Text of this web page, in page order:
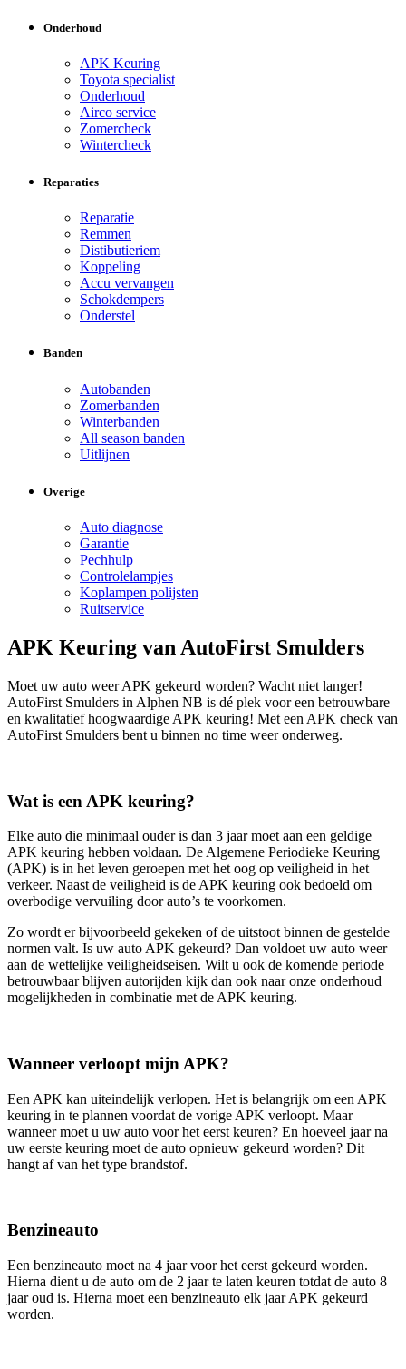
Onderhoud
APK Keuring
Toyota specialist
Onderhoud
Airco service
Zomercheck
Wintercheck
Reparaties
Reparatie
Remmen
Distibutieriem
Koppeling
Accu vervangen
Schokdempers
Onderstel
Banden
Autobanden
Zomerbanden
Winterbanden
All season banden
Uitlijnen
Overige
Auto diagnose
Garantie
Pechhulp
Controlelampjes
Koplampen polijsten
Ruitservice
APK Keuring van AutoFirst Smulders
Moet uw auto weer APK gekeurd worden? Wacht niet langer!
AutoFirst Smulders in Alphen NB is dé plek voor een betrouwbare
en kwalitatief hoogwaardige APK keuring! Met een APK check van
AutoFirst Smulders bent u binnen no time weer onderweg.
Wat is een APK keuring?
Elke auto die minimaal ouder is dan 3 jaar moet aan een geldige
APK keuring hebben voldaan. De Algemene Periodieke Keuring
(APK) is in het leven geroepen met het oog op veiligheid in het
verkeer. Naast de veiligheid is de APK keuring ook bedoeld om
overbodige vervuiling door auto’s te voorkomen.
Zo wordt er bijvoorbeeld gekeken of de uitstoot binnen de gestelde
normen valt. Is uw auto APK gekeurd? Dan voldoet uw auto weer
aan de wettelijke veiligheidseisen. Wilt u ook de komende periode
betrouwbaar blijven autorijden kijk dan ook naar onze onderhoud
mogelijkheden in combinatie met de APK keuring.
Wanneer verloopt mijn APK?
Een APK kan uiteindelijk verlopen. Het is belangrijk om een APK
keuring in te plannen voordat de vorige APK verloopt. Maar
wanneer moet u uw auto voor het eerst keuren? En hoeveel jaar na
uw eerste keuring moet de auto opnieuw gekeurd worden? Dit
hangt af van het type brandstof.
Benzineauto
Een benzineauto moet na 4 jaar voor het eerst gekeurd worden.
Hierna dient u de auto om de 2 jaar te laten keuren totdat de auto 8
jaar oud is. Hierna moet een benzineauto elk jaar APK gekeurd
worden.